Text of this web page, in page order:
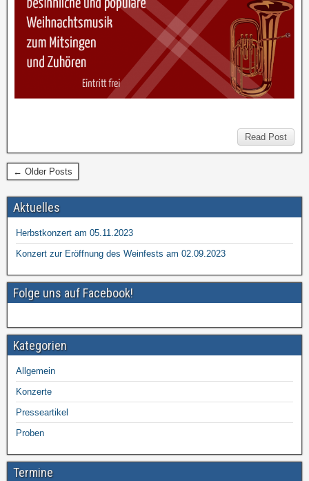
Read Post
← Older Posts
Aktuelles
Herbstkonzert am 05.11.2023
Konzert zur Eröffnung des Weinfests am 02.09.2023
Folge uns auf Facebook!
Kategorien
Allgemein
Konzerte
Presseartikel
Proben
Termine